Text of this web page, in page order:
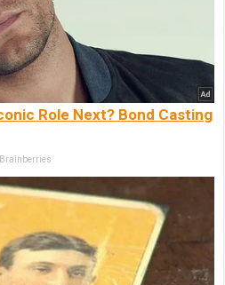
Role Next? Bond Casting
Brainberries